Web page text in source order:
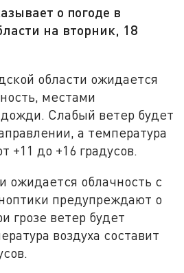
о погоде в
на вторник, 18
области ожидается
местами
Слабый ветер будет
а температура
+11 до +16 градусов.
ожидается облачность с
предупреждают о
грозе ветер будет
воздуха составит